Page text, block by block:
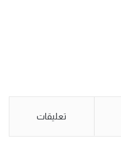
تعليقات